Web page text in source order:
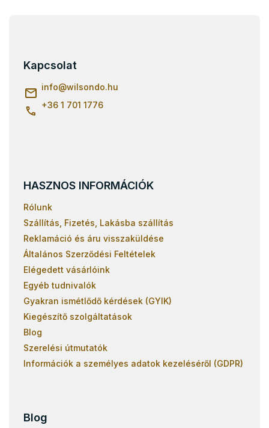
Kapcsolat
info@wilsondo.hu
+36 1 701 1776
HASZNOS INFORMÁCIÓK
Rólunk
Szállítás, Fizetés, Lakásba szállítás
Reklamáció és áru visszaküldése
Általános Szerződési Feltételek
Elégedett vásárlóink
Egyéb tudnivalók
Gyakran ismétlődő kérdések (GYIK)
Kiegészítő szolgáltatások
Blog
Szerelési útmutatók
Információk a személyes adatok kezeléséről (GDPR)
Blog